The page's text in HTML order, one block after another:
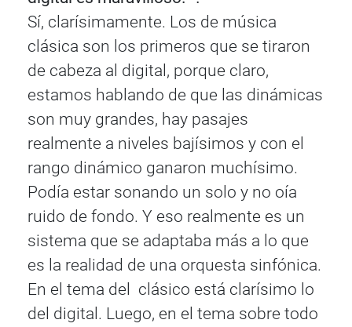
Sí, clarísimamente. Los de música
clásica son los primeros que se tiraron
de cabeza al digital, porque claro,
estamos hablando de que las dinámicas
son muy grandes, hay pasajes
realmente a niveles bajísimos y con el
rango dinámico ganaron muchísimo.
Podía estar sonando un solo y no oía
ruido de fondo. Y eso realmente es un
sistema que se adaptaba más a lo que
es la realidad de una orquesta sinfónica.
En el tema del clásico está clarísimo lo
del digital. Luego, en el tema sobre todo